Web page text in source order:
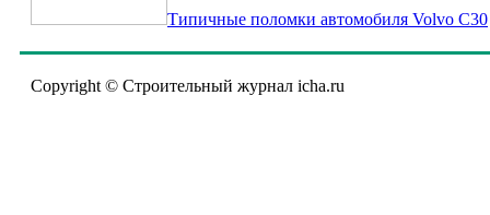
Типичные поломки автомобиля Volvo C30
Copyright © Строительный журнал icha.ru